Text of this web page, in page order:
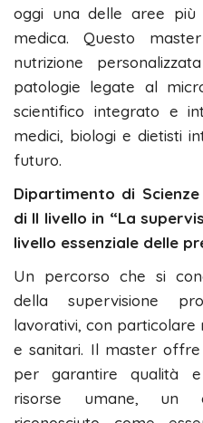
oggi una delle aree più
medica. Questo
nutrizione
patologie legate al
scientifico integrato e
medici, biologi e dietisti
futuro.
Dipartimento di
di II livello in “La
livello essenziale delle
Un percorso che si
della supervisione
lavorativi, con particolare
e sanitari. Il master
per garantire qualità
risorse umane, un